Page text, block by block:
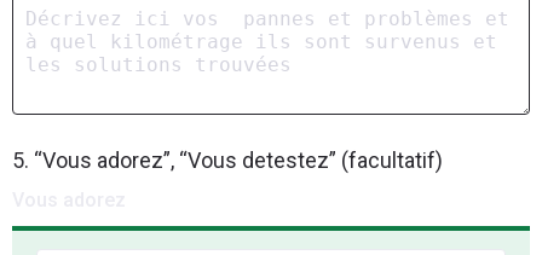
5. “Vous adorez”, “Vous detestez” (facultatif)